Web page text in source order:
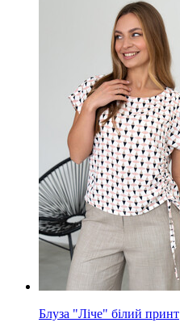
Блуза "Ліче" білий принт